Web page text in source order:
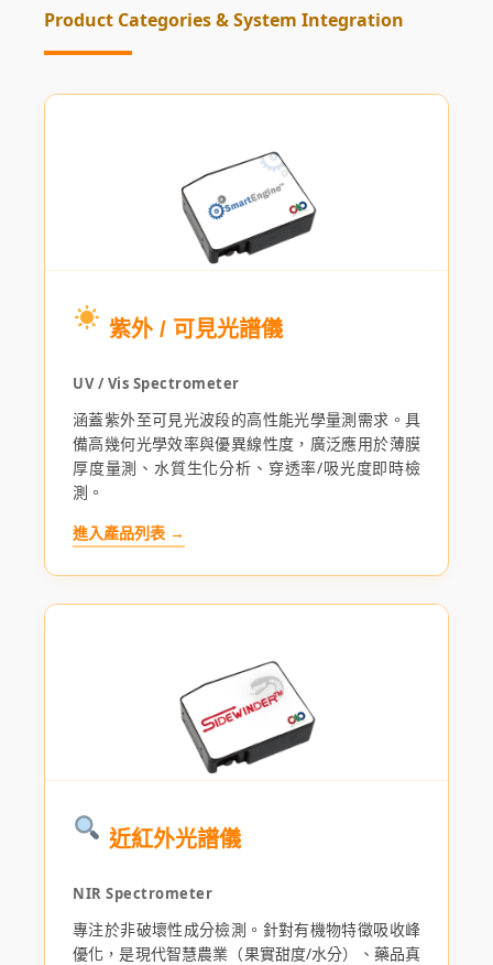
Product Categories & System Integration
紫外 / 可見光譜儀
UV / Vis Spectrometer
涵蓋紫外至可見光波段的高性能光學量測需求。具
備高幾何光學效率與優異線性度，廣泛應用於薄膜
厚度量測、水質生化分析、穿透率/吸光度即時檢
測。
進入產品列表 →
近紅外光譜儀
NIR Spectrometer
專注於非破壞性成分檢測。針對有機物特徵吸收峰
優化，是現代智慧農業（果實甜度/水分）、藥品真